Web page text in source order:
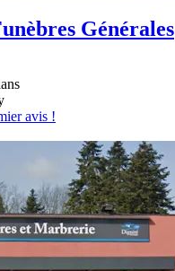
Générales
avis !